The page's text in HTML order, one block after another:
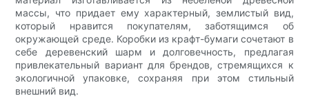
массы, что придает ему характерный, землистый вид,
который нравится покупателям, заботящимся об
окружающей среде. Коробки из крафт-бумаги сочетают в
себе деревенский шарм и долговечность, предлагая
привлекательный вариант для брендов, стремящихся к
экологичной упаковке, сохраняя при этом стильный
внешний вид.